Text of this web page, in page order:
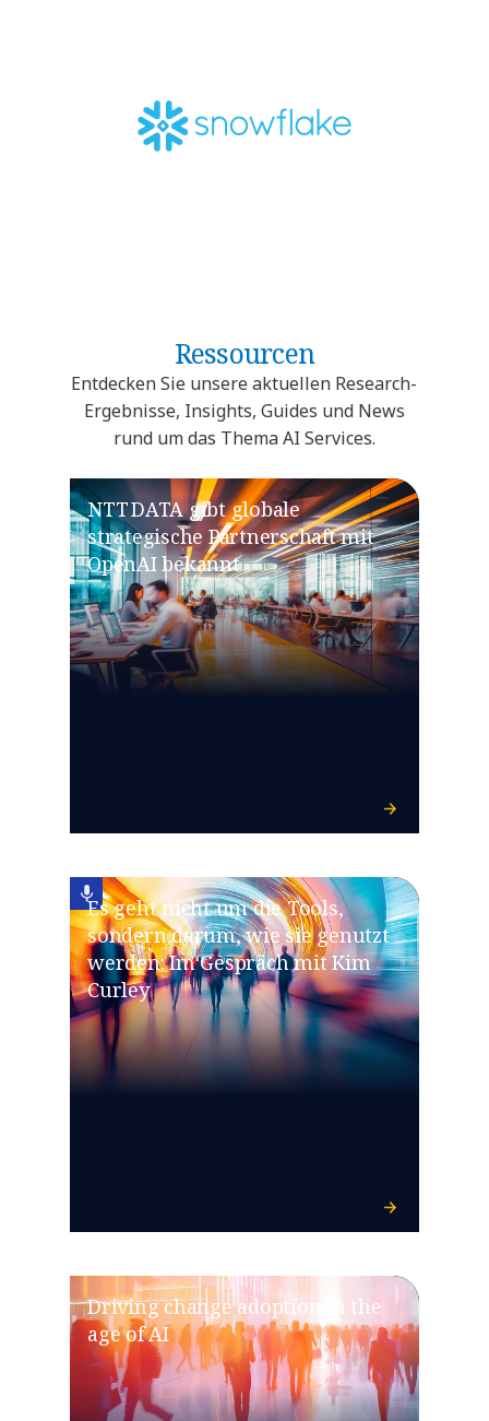
Ressourcen
Entdecken Sie unsere aktuellen Research-
Ergebnisse, Insights, Guides und News
rund um das Thema AI Services.
NTT DATA gibt globale
strategische Partnerschaft mit
OpenAI bekannt
Es geht nicht um die Tools,
sondern darum, wie sie genutzt
werden: Im Gespräch mit Kim
Curley
Driving change adoption in the
age of AI